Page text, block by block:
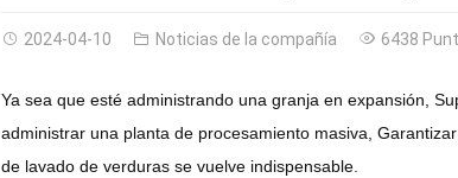
2024-04-10 Noticias de la compañía 6438
Ya sea que esté administrando una granja en expansión,
administrar una planta de procesamiento masiva,
de lavado de verduras se vuelve indispensable.